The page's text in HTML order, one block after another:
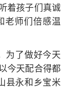
着孩子们真诚
老师们倍感温
为了做好今天
今天配合得都
县永和乡宝米